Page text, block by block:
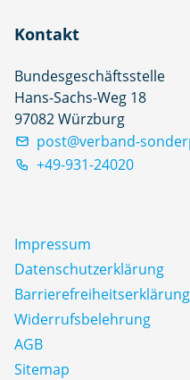
Kontakt
Bundesgeschäftsstelle
Hans-Sachs-Weg 18
97082 Würzburg
post@verband-
+49-931-24020
Impressum
Datenschutz­erklärung
Barrierefreiheitserklärung
Widerrufsbelehrung
AGB
Sitemap